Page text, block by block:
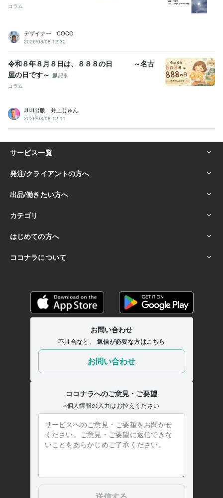
コラム
デザイナー COCO
2026/08/08 12:32
令和８年８月８日は、８８８の日 ～名古
屋の日です～
記事
コラム
JIIJI出版 井上じゅん
2026/08/08 12:11